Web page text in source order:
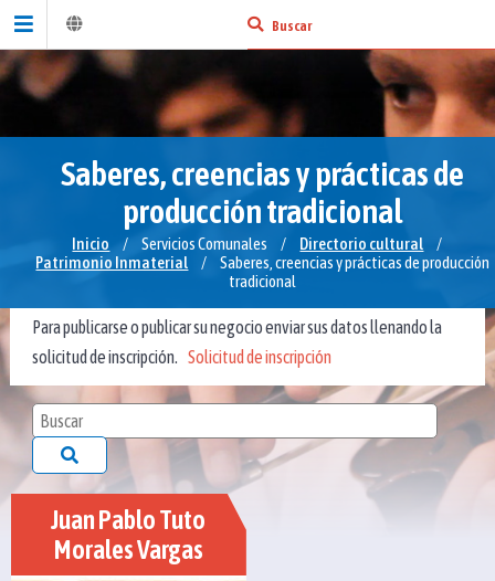
Saberes, creencias y prácticas de
producción tradicional
Inicio / Servicios Comunales / Directorio cultural
/
Patrimonio Inmaterial
/
Saberes, creencias y prácticas de producción
tradicional
Para publicarse o publicar su negocio enviar sus datos llenando la
solicitud de inscripción. Solicitud de inscripción
Juan Pablo Tuto
Morales Vargas